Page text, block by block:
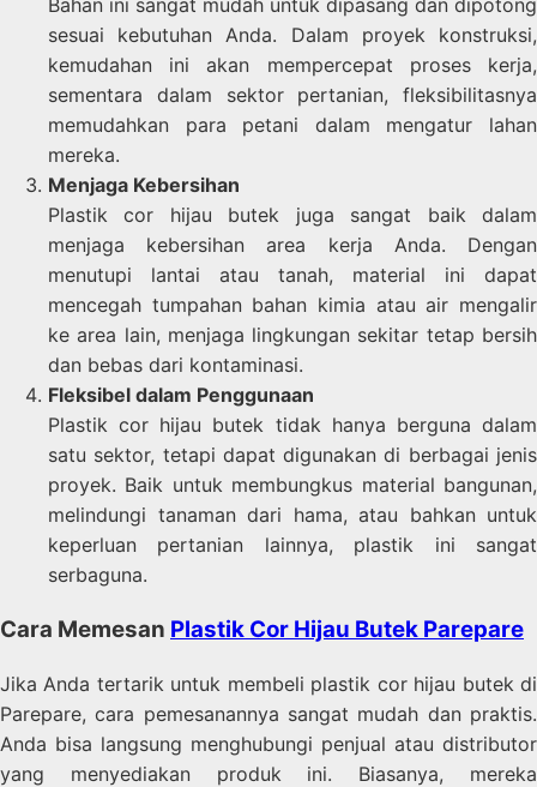
sesuai kebutuhan Anda. Dalam proyek konstruksi,
kemudahan ini akan mempercepat proses kerja,
sementara dalam sektor pertanian, fleksibilitasnya
memudahkan para petani dalam mengatur lahan
mereka.
Menjaga Kebersihan
Plastik cor hijau butek juga sangat baik dalam
menjaga kebersihan area kerja Anda. Dengan
menutupi lantai atau tanah, material ini dapat
mencegah tumpahan bahan kimia atau air mengalir
ke area lain, menjaga lingkungan sekitar tetap bersih
dan bebas dari kontaminasi.
Fleksibel dalam Penggunaan
Plastik cor hijau butek tidak hanya berguna dalam
satu sektor, tetapi dapat digunakan di berbagai jenis
proyek. Baik untuk membungkus material bangunan,
melindungi tanaman dari hama, atau bahkan untuk
keperluan pertanian lainnya, plastik ini sangat
serbaguna.
Cara Memesan Plastik Cor Hijau Butek Parepare
Jika Anda tertarik untuk membeli plastik cor hijau butek di
Parepare, cara pemesanannya sangat mudah dan praktis.
Anda bisa langsung menghubungi penjual atau distributor
yang menyediakan produk ini. Biasanya, mereka